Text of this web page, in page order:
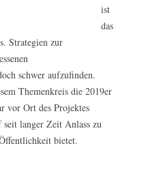
ist
das
Strategien zur
schwer aufzufinden.
Themenkreis die 2019er
vor Ort des Projektes
langer Zeit Anlass zu
bietet.